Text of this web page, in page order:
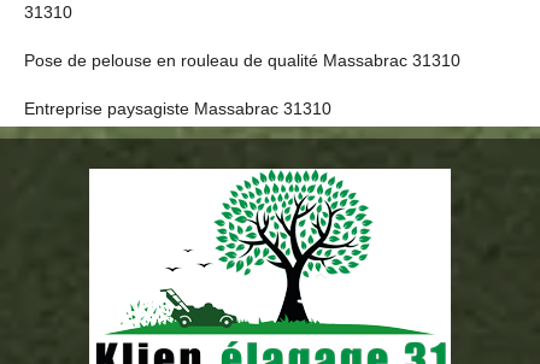
31310
Pose de pelouse en rouleau de qualité Massabrac 31310
Entreprise paysagiste Massabrac 31310